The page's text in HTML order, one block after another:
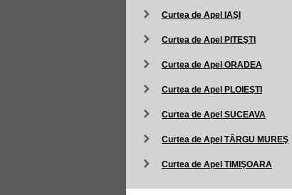
Curtea de Apel IAŞI
Curtea de Apel PITEŞTI
Curtea de Apel ORADEA
Curtea de Apel PLOIEŞTI
Curtea de Apel SUCEAVA
Curtea de Apel TÂRGU MUREŞ
Curtea de Apel TIMIŞOARA